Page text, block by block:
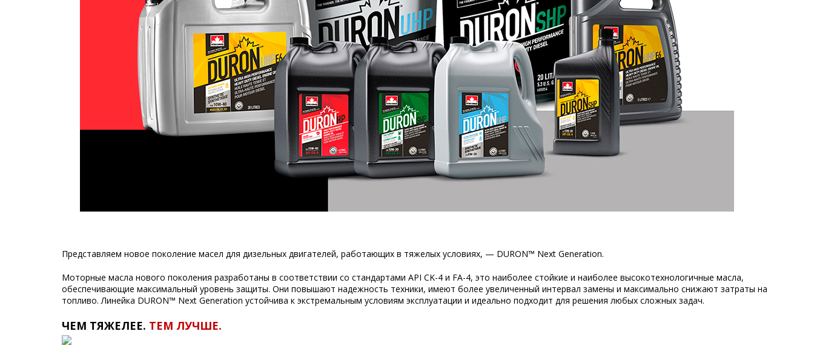
Представляем новое поколение масел для дизельных двигателей, работающих в тяжелых условиях, — DURON™ Next Generation.
Моторные масла нового поколения разработаны в соответствии со стандартами API CK-4 и FA-4, это наиболее стойкие и наиболее высокотехнологичные масла,
обеспечивающие максимальный уровень защиты. Они повышают надежность техники, имеют более увеличенный интервал замены и максимально снижают затраты на
топливо. Линейка DURON™ Next Generation устойчива к экстремальным условиям эксплуатации и идеально подходит для решения любых сложных задач.
ЧЕМ ТЯЖЕЛЕЕ. ТЕМ ЛУЧШЕ.